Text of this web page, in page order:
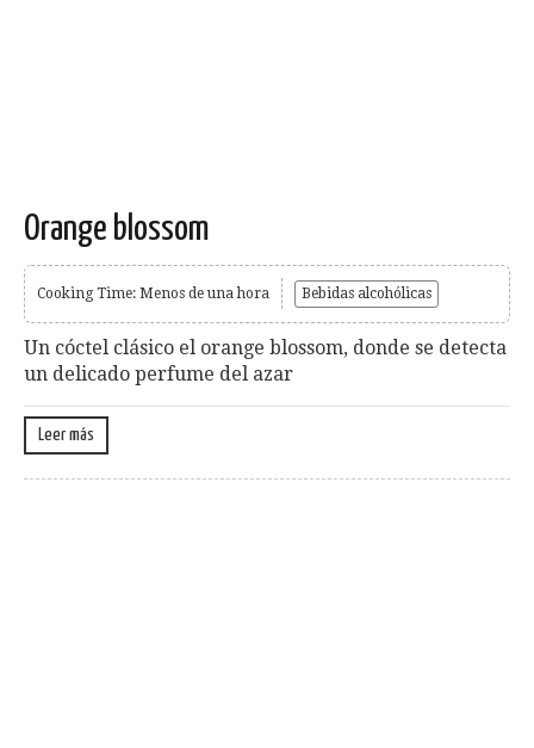
Orange blossom
Cooking Time: Menos de una hora Bebidas alcohólicas
Un cóctel clásico el orange blossom, donde se detecta
un delicado perfume del azar
Leer más